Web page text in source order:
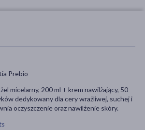
Prebio
micelarny, 200 ml + krem nawilżający, 50
dedykowany dla cery wrażliwej, suchej i
oczyszczenie oraz nawilżenie skóry.